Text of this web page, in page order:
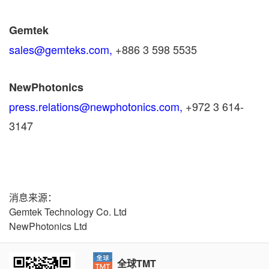
Gemtek
sales@gemteks.com, +886 3 598 5535
NewPhotonics
press.relations@newphotonics.com, +972 3 614-
3147
消息来源：
Gemtek Technology Co. Ltd
NewPhotonics Ltd
全球TMT